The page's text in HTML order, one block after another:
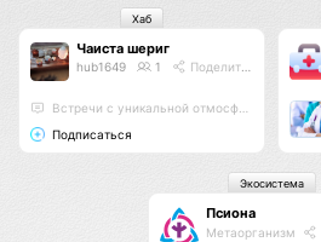
Чаиста шериг
hub1649 1 Поделиться
Встречи с уникальной отмосферой и утончёными ароматами
Подписаться
Хаб
Псиона
Метаорганизм
Экосистема